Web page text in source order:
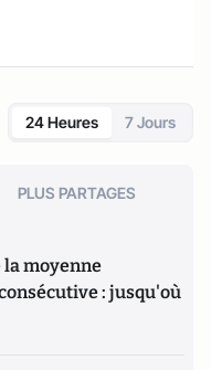
Education. Il
Saclay, ainsi que
environnementaux de
les industries
ainsi que les
24 Heures 7 Jours
PLUS PARTAGES
la moyenne
: jusqu'où